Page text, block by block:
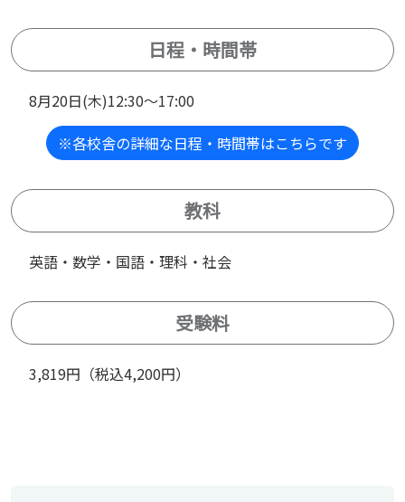
日程・時間帯
8月20日(木)12:30～17:00
※各校舎の詳細な日程・時間帯はこちらです
教科
英語・数学・国語・理科・社会
受験料
3,819円（税込4,200円）